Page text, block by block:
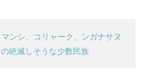
マンシ、コリャーク、ンガナサヌ
絶滅しそうな少数民族